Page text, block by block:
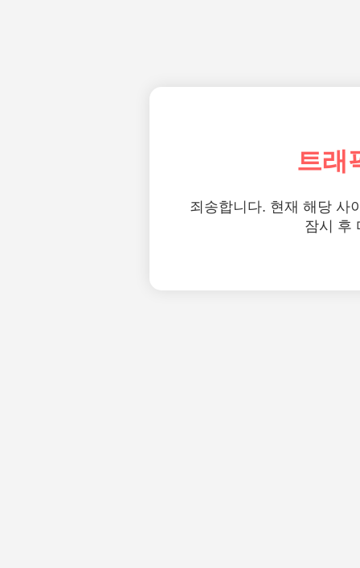
트래
죄송합니다. 현재 해당 사
잠시 후